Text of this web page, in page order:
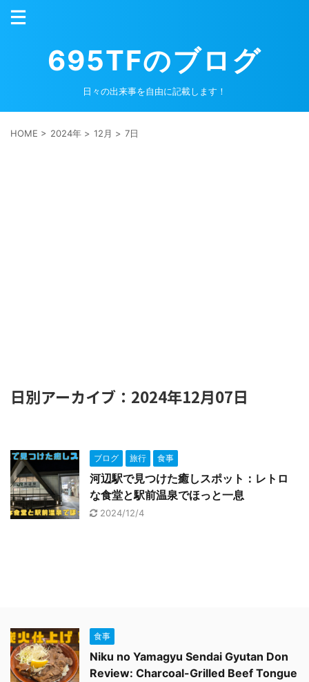
695TFのブログ
日々の出来事を自由に記載します！
HOME > 2024年 > 12月 > 7日
日別アーカイブ：2024年12月07日
ブログ 旅行 食事
河辺駅で見つけた癒しスポット：レトロ
な食堂と駅前温泉でほっと一息
2024/12/4
食事
Niku no Yamagyu Sendai Gyutan Don
Review: Charcoal-Grilled Beef Tongue